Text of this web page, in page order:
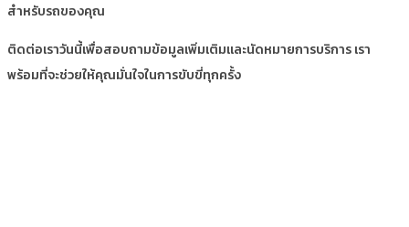
สำหรับรถของคุณ
ติดต่อเราวันนี้เพื่อสอบถามข้อมูลเพิ่มเติมและนัดหมายการบริการ เรา
พร้อมที่จะช่วยให้คุณมั่นใจในการขับขี่ทุกครั้ง